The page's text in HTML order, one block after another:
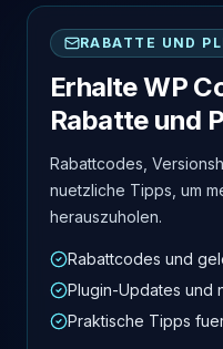
RABATTE UND
Erhalte WP
Rabatte und
Rabattcodes,
nuetzliche Tipps, um
herauszuholen.
Rabattcodes und
Plugin-Updates und
Praktische Tipps